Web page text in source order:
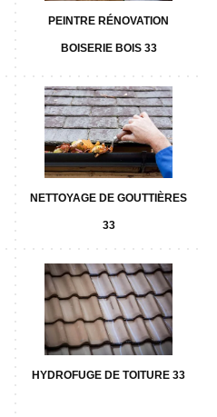
PEINTRE RÉNOVATION
BOISERIE BOIS 33
NETTOYAGE DE GOUTTIÈRES
33
HYDROFUGE DE TOITURE 33